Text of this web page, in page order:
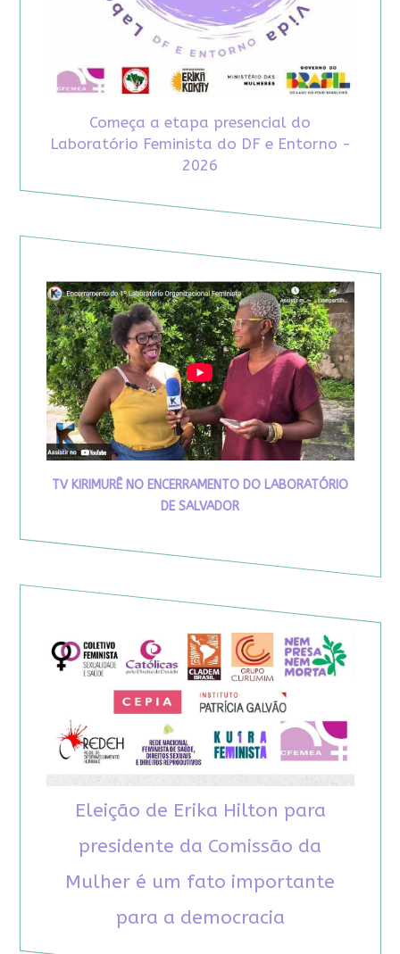
Começa a etapa presencial do
Laboratório Feminista do DF e Entorno -
2026
TV KIRIMURÊ NO ENCERRAMENTO DO LABORATÓRIO
DE SALVADOR
Eleição de Erika Hilton para
presidente da Comissão da
Mulher é um fato importante
para a democracia